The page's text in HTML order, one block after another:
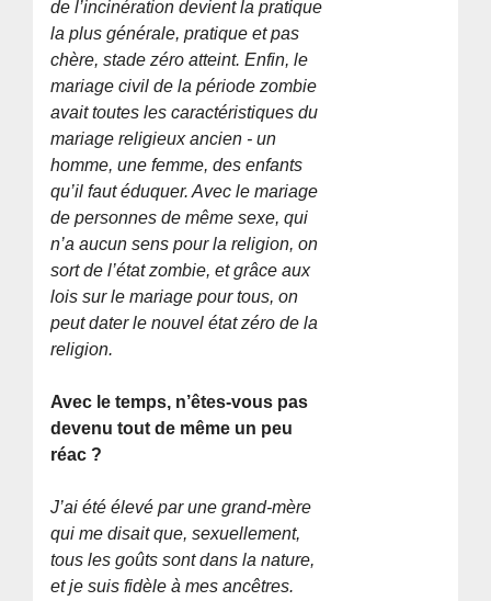
de l’incinération devient la pratique
la plus générale, pratique et pas
chère, stade zéro atteint. Enfin, le
mariage civil de la période zombie
avait toutes les caractéristiques du
mariage religieux ancien - un
homme, une femme, des enfants
qu’il faut éduquer. Avec le mariage
de personnes de même sexe, qui
n’a aucun sens pour la religion, on
sort de l’état zombie, et grâce aux
lois sur le mariage pour tous, on
peut dater le nouvel état zéro de la
religion.
Avec le temps, n’êtes-vous pas
devenu tout de même un peu
réac ?
J’ai été élevé par une grand-mère
qui me disait que, sexuellement,
tous les goûts sont dans la nature,
et je suis fidèle à mes ancêtres.